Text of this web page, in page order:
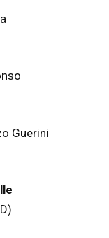
Guerini